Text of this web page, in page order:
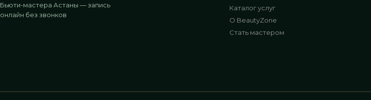
Бьюти-мастера Астаны — запись
онлайн без звонков
Каталог услуг
О BeautyZone
Стать мастером